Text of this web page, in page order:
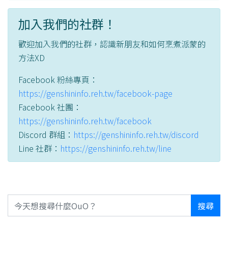
加入我們的社群！
歡迎加入我們的社群，認識新朋友和如何烹煮派蒙的
方法XD
Facebook 粉絲專頁：
https://genshininfo.reh.tw/facebook-page
Facebook 社團：
https://genshininfo.reh.tw/facebook
Discord 群組： https://genshininfo.reh.tw/discord
Line 社群： https://genshininfo.reh.tw/line
搜尋